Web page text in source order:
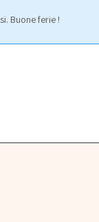
Buone ferie !